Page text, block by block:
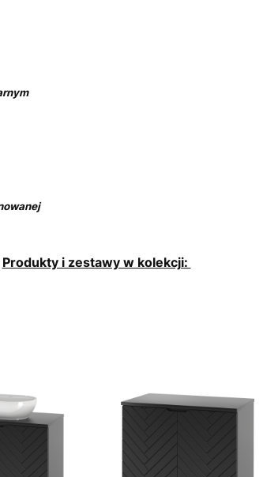
Produkty i zestawy w kolekcji: